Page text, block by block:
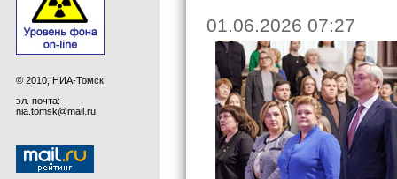
© 2010, НИА-Томск
эл. почта:
nia.tomsk@mail.ru
01.06.2026 07:27